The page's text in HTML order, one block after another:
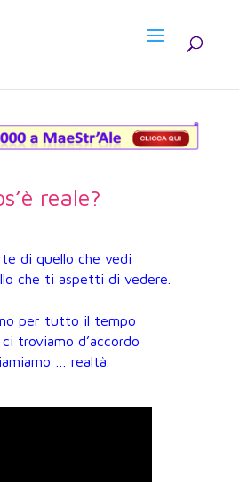
reale?
di quello che vedi
che ti aspetti di vedere.
per tutto il tempo
troviamo d’accordo
… realtà.